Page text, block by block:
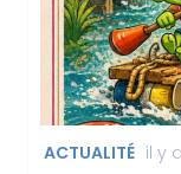
ACTUALITÉ il y